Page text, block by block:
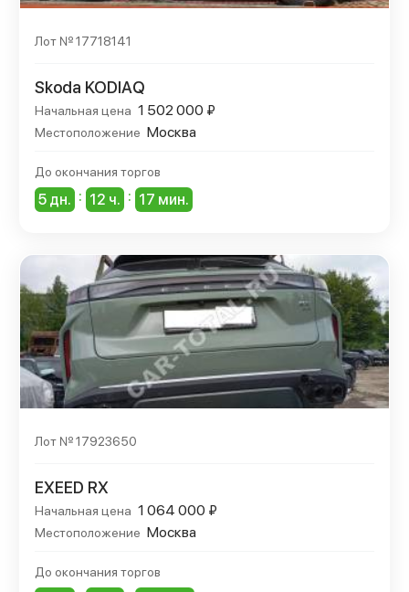
Лот № 17718141
Skoda KODIAQ
Начальная цена 1 502 000 ₽
Местоположение Москва
До окончания торгов
5 дн. : 12 ч. : 17 мин.
Лот № 17923650
EXEED RX
Начальная цена 1 064 000 ₽
Местоположение Москва
До окончания торгов